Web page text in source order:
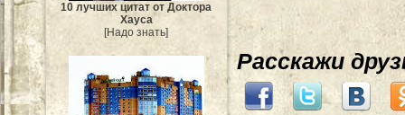
10 лучших цитат от Доктора
Хауса
[Надо знать]
Расскажи